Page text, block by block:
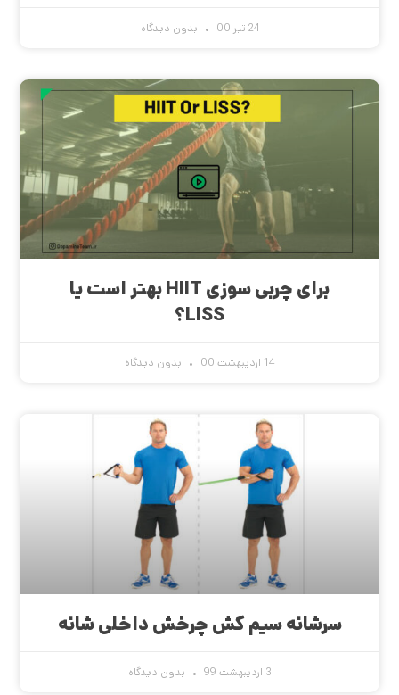
24 تیر 00 بدون دیدگاه
برای چربی سوزی HIIT بهتر است یا
LISS؟
14 اردیبهشت 00 بدون دیدگاه
سرشانه سیم کش چرخش داخلی شانه
3 اردیبهشت 99 بدون دیدگاه